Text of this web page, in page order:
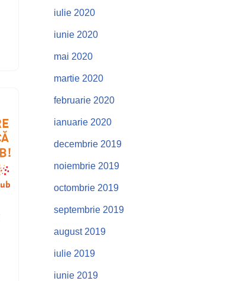
iulie 2020
iunie 2020
mai 2020
martie 2020
februarie 2020
ianuarie 2020
decembrie 2019
noiembrie 2019
octombrie 2019
septembrie 2019
august 2019
iulie 2019
iunie 2019